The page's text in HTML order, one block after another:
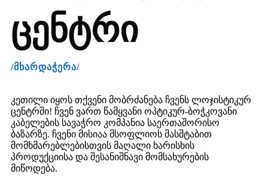
ცენტრი
/მხარდაჭერა/
კეთილი იყოს თქვენი მობრძანება ჩვენს ლოჯისტიკურ
ცენტრში! ჩვენ ვართ წამყვანი ოპტიკურ-ბოჭკოვანი
კაბელების სავაჭრო კომპანია საერთაშორისო
ბაზარზე. ჩვენი მისიაა მსოფლიოს მასშტაბით
მომხმარებლებისთვის მაღალი ხარისხის
პროდუქციისა და შესანიშნავი მომსახურების
მიწოდება.